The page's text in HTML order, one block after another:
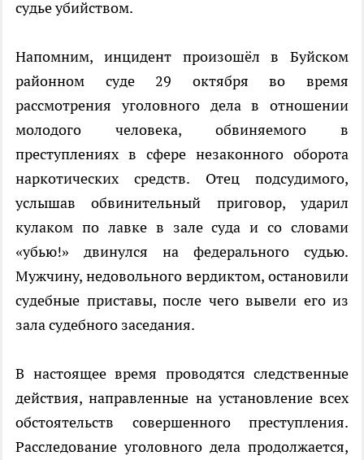
судье убийством.
Напомним, инцидент произошёл в Буйском
районном суде 29 октября во время
рассмотрения уголовного дела в отношении
молодого человека, обвиняемого в
преступлениях в сфере незаконного оборота
наркотических средств. Отец подсудимого,
услышав обвинительный приговор, ударил
кулаком по лавке в зале суда и со словами
«убью!» двинулся на федерального судью.
Мужчину, недовольного вердиктом, остановили
судебные приставы, после чего вывели его из
зала судебного заседания.
В настоящее время проводятся следственные
действия, направленные на установление всех
обстоятельств совершенного преступления.
Расследование уголовного дела продолжается,